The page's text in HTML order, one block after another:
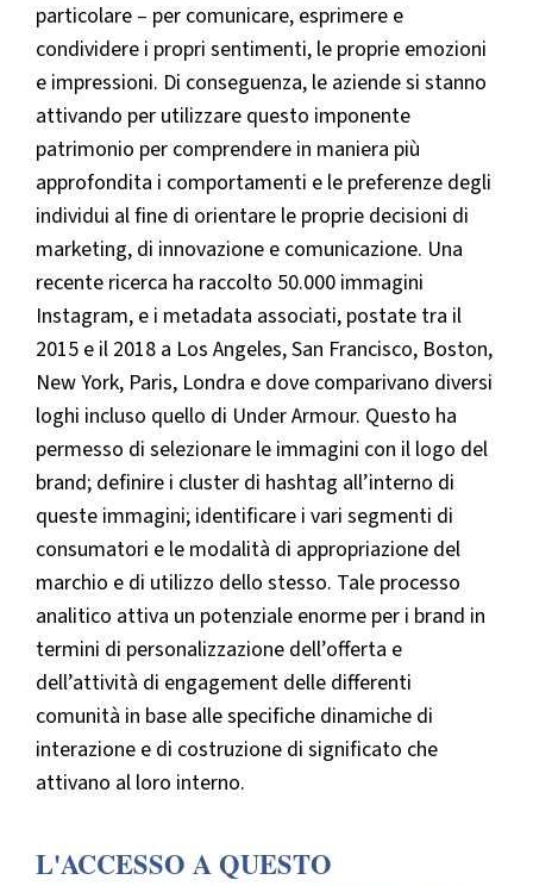
particolare – per comunicare, esprimere e
condividere i propri sentimenti, le proprie emozioni
e impressioni. Di conseguenza, le aziende si stanno
attivando per utilizzare questo imponente
patrimonio per comprendere in maniera più
approfondita i comportamenti e le preferenze degli
individui al fine di orientare le proprie decisioni di
marketing, di innovazione e comunicazione. Una
recente ricerca ha raccolto 50.000 immagini
Instagram, e i metadata associati, postate tra il
2015 e il 2018 a Los Angeles, San Francisco, Boston,
New York, Paris, Londra e dove comparivano diversi
loghi incluso quello di Under Armour. Questo ha
permesso di selezionare le immagini con il logo del
brand; definire i cluster di hashtag all’interno di
queste immagini; identificare i vari segmenti di
consumatori e le modalità di appropriazione del
marchio e di utilizzo dello stesso. Tale processo
analitico attiva un potenziale enorme per i brand in
termini di personalizzazione dell’offerta e
dell’attività di engagement delle differenti
comunità in base alle specifiche dinamiche di
interazione e di costruzione di significato che
attivano al loro interno.
L'ACCESSO A QUESTO